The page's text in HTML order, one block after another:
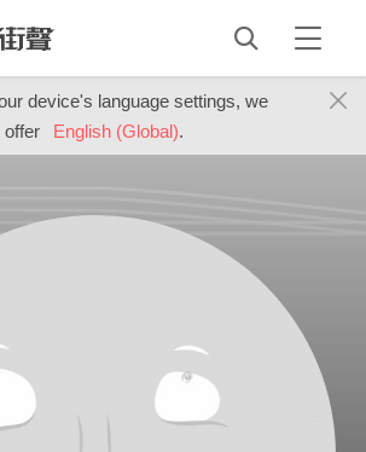
device's language settings, we
offer
English (Global).